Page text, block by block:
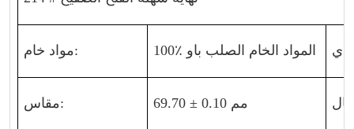
مواد خام: 100٪ المواد الخام الصلب باو
مقاس: 69.70 ± 0.10 مم